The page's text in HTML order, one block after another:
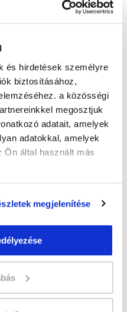
és hirdetések személyre
biztosításához,
a közösségi
megosztjuk
adatait, amelyek
adatokkal, amelyek
Ön által használt más
megjelenítése
+ minden
Pénztárgép helyes
Ft értékben!